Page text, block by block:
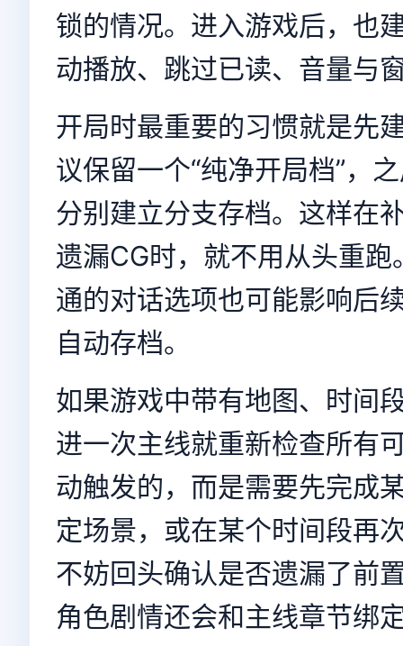
锁的情况。进入游戏后，也
动播放、跳过已读、音量与
开局时最重要的习惯就是先
议保留一个“纯净开局档”，
分别建立分支存档。这样在
遗漏CG时，就不用从头重
通的对话选项也可能影响后
自动存档。
如果游戏中带有地图、时间
进一次主线就重新检查所有
动触发的，而是需要先完成
定场景，或在某个时间段再
不妨回头确认是否遗漏了前
角色剧情还会和主线章节绑